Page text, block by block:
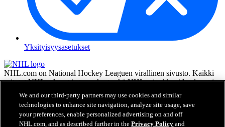
Yksityisyysasetukset
NHL.com on National Hockey Leaguen virallinen sivusto. Kaikki
esitetyt NHL:n logot ja tunnukset sekä NHL:n joukkueiden logot ja
tunnukset ovat NHL:n ja sen joukkueiden omaisuutta, eikä niitä saa
toisintaa ilman NHL Enterprises, L.P.:n hyväksyntää. © NHL 2026.
Kaikki oikeudet pidätetään. Kaikki NHL-joukkueiden pelaajien
nimillä ja numeroilla varustetut pelipaidat ovat virallisesti NHL:n ja
We and our third-party partners may use cookies and similar
technologies to enhance site navigation, analyze site usage, save
your preferences, enable personalized advertising on and off
NHL.com, and as described further in thePrivacy Policy and